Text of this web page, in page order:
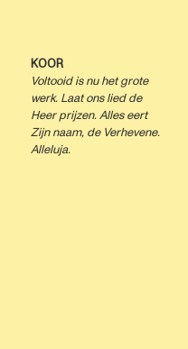
KOOR
Voltooid is nu het grote
werk. Laat ons lied de
Heer prijzen. Alles eert
Zijn naam, de Verhevene.
Alleluja.